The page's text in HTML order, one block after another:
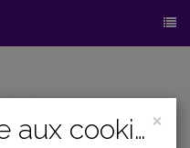
×
Politique relative aux cookies